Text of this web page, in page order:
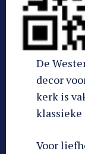
De
decor
kerk is
Voor